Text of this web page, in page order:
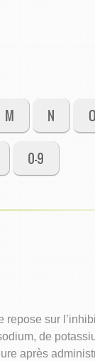
M N O
0-9
sur
de
après